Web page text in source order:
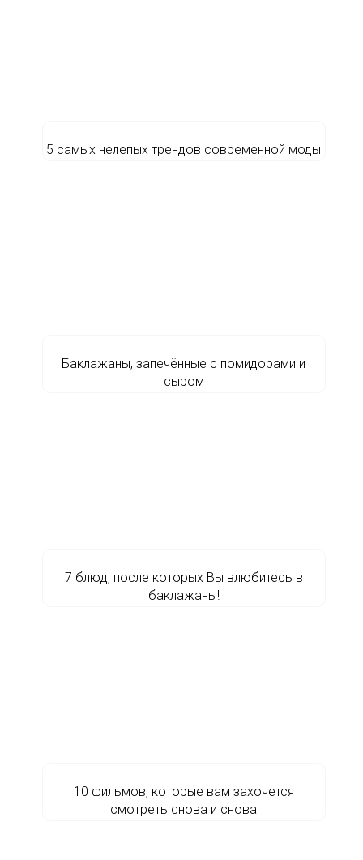
5 самых нелепых трендов современной моды
Баклажаны, запечённые с помидорами и
сыром
7 блюд, после которых Вы влюбитесь в
баклажаны!
10 фильмов, которые вам захочется
смотреть снова и снова